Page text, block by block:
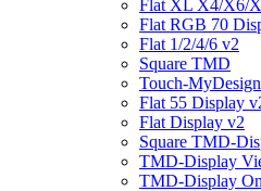
Flat XL X4/X6/
Flat RGB 70
Flat 1/2/4/6 v2
Square TMD
Touch-
Flat 55 Display
Flat Display v2
Square TMD-
TMD-Display
TMD-Display